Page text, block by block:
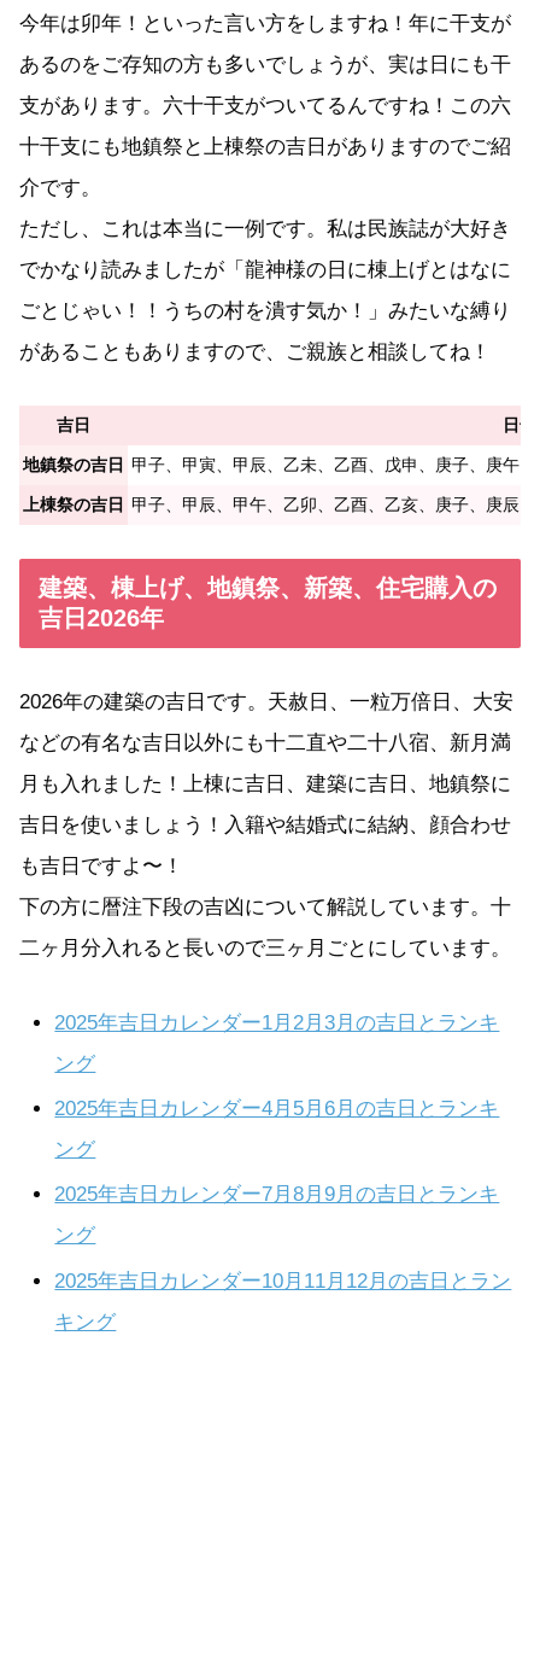
今年は卯年！といった言い方をしますね！年に干支が
あるのをご存知の方も多いでしょうが、実は日にも干
支があります。六十干支がついてるんですね！この六
十干支にも地鎮祭と上棟祭の吉日がありますのでご紹
介です。
ただし、これは本当に一例です。私は民族誌が大好き
でかなり読みましたが「龍神様の日に棟上げとはなに
ごとじゃい！！うちの村を潰す気か！」みたいな縛り
があることもありますので、ご親族と相談してね！
吉日 日
地鎮祭の吉日 甲子、甲寅、甲辰、乙未、乙酉、戊申、庚子、庚午
上棟祭の吉日 甲子、甲辰、甲午、乙卯、乙酉、乙亥、庚子、庚辰
建築、棟上げ、地鎮祭、新築、住宅購入の
吉日2026年
2026年の建築の吉日です。天赦日、一粒万倍日、大安
などの有名な吉日以外にも十二直や二十八宿、新月満
月も入れました！上棟に吉日、建築に吉日、地鎮祭に
吉日を使いましょう！入籍や結婚式に結納、顔合わせ
も吉日ですよ〜！
下の方に暦注下段の吉凶について解説しています。十
二ヶ月分入れると長いので三ヶ月ごとにしています。
2025年吉日カレンダー1月2月3月の吉日とランキ
ング
2025年吉日カレンダー4月5月6月の吉日とランキ
ング
2025年吉日カレンダー7月8月9月の吉日とランキ
ング
2025年吉日カレンダー10月11月12月の吉日とラン
キング